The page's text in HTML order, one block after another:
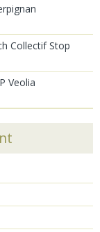
Collectif Stop
Veolia